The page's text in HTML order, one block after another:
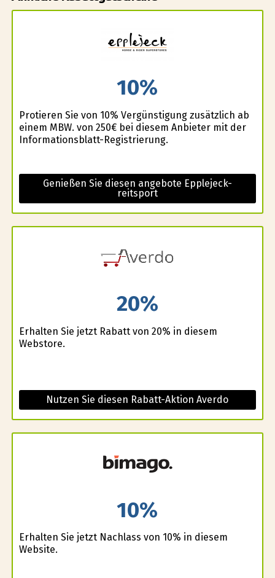
10%
Profitieren Sie von 10% Vergünstigung zusätzlich ab
einem MBW. von 250€ bei diesem Anbieter mit der
Informationsblatt-Registrierung.
Genießen Sie diesen angebote Epplejeck-
reitsport
20%
Erhalten Sie jetzt Rabatt von 20% in diesem
Webstore.
Nutzen Sie diesen Rabatt-Aktion Averdo
10%
Erhalten Sie jetzt Nachlass von 10% in diesem
Website.